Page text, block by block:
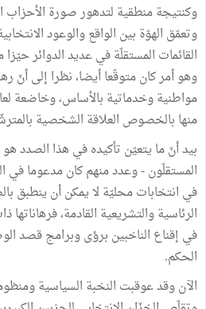
وكنتيجة منطقية لتدهور صورة الأحزاب
وتعمّق الهوّة بين الواقع والوعود
القائمات المستقلّة في عديد الدوائر
وهو أمر كان متوقّعا أيضا، نظرا إلى أنّ
مواطنية وخدماتية بالأساس، وخاضعة
منها بالخصوص العلاقة الشخصية
بيد أنّ ما يتعيّن تأكيده في هذا الصدد
المستقلّون - وعدد منهم كان مدعوما في
في انتخابات محليّة لا يمكن أن ينطبق
الرئاسية والتشريعية القادمة،
في إقناع الناخبين برؤى وبرامج قصد
الحكم.